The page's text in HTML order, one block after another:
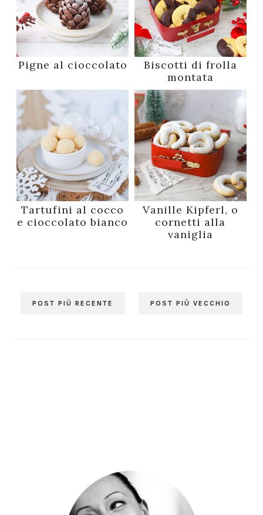
Pigne al cioccolato
Biscotti di frolla
montata
Tartufini al cocco
e cioccolato bianco
Vanille Kipferl, o
cornetti alla
vaniglia
POST PIÙ RECENTE POST PIÙ VECCHIO